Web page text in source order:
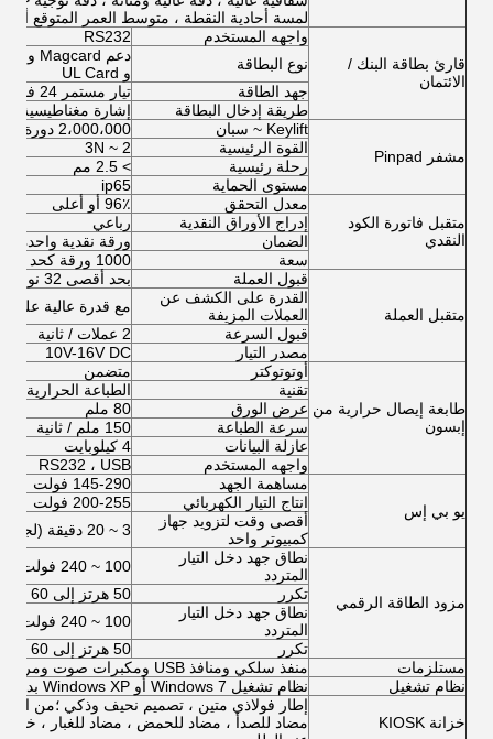
لمسة أحادية النقطة ، متوسط ​​العمر المتوقع أكثر من
قارئ بطاقة البنك /
الائتمان
واجهه المستخدم
RS232
نوع البطاقة
و UL Card
جهد الطاقة
تيار مستمر 24 فولت ± 5٪
طريقة إدخال البطاقة
إشارة مغناطيسية ،
مشفر Pinpad
Keylift ~ سبان
2،000،000 دورة
القوة الرئيسية
2 ~ 3N
رحلة رئيسية
> 2.5 مم
مستوى الحماية
ip65
متقبل فاتورة الكود
النقدي
معدل التحقق
96٪ أو أعلى
إدراج الأوراق النقدية
رباعي
الضمان
ورقة نقدية واحدة
سعة
1000 ورقة كحد أقصى
متقبل العملة
قبول العملة
بحد أقصى 32 نوعًا من العملات ، في 2 * 16 أو 1 * 32 قناة
القدرة على الكشف عن
العملات المزيفة
مع قدرة عالية على
قبول السرعة
2 عملات / ثانية
مصدر التيار
10V-16V DC
طابعة إيصال حرارية من
إبسون
أوتوتوكتر
متضمن
تقنية
الطباعة الحرارية
عرض الورق
80 ملم
سرعة الطباعة
150 ملم / ثانية
عازلة البيانات
4 كيلوبايت
واجهه المستخدم
RS232 ، USB
يو بي إس
مساهمة الجهد
145-290 فولت
انتاج التيار الكهربائي
200-255 فولت
أقصى وقت لتزويد جهاز
كمبيوتر واحد
3 ~ 20 دقيقة (لجهاز كمبيوتر واحد)
مزود الطاقة الرقمي
نطاق جهد دخل التيار
المتردد
100 ~ 240 فولت تيار متردد
تكرر
50 هرتز إلى 60 هرتز
نطاق جهد دخل التيار
المتردد
100 ~ 240 فولت تيار متردد
تكرر
50 هرتز إلى 60 هرتز
مستلزمات
منفذ سلكي ومنافذ USB ومكبرات صوت ومراوح وكابلات ومسامير وما إلى ذلك.
نظام تشغيل
نظام تشغيل Windows 7 أو Windows XP بدون ترخيص
خزانة KIOSK
إطار فولاذي متين ، تصميم نحيف وذكي ؛من
مضاد للصدأ ، مضاد للحمض ، مضاد للغبار ، خالي